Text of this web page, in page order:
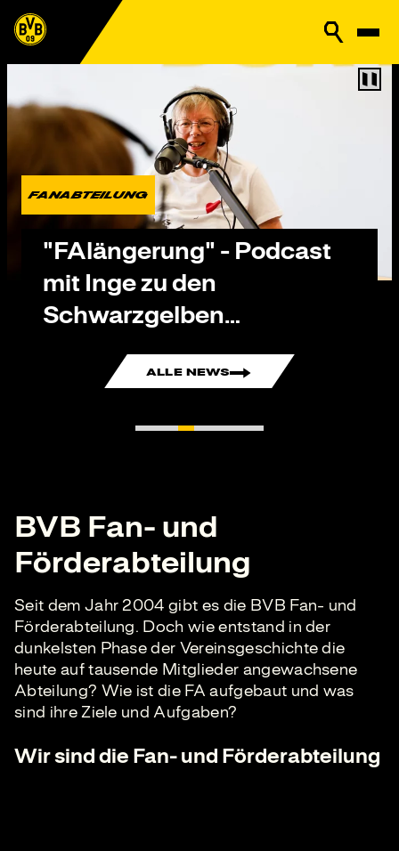
FANABTEILUNG
"FAlängerung" - Podcast
mit Inge zu den
Schwarzgelben
Trauerabenden
ALLE NEWS
BVB Fan- und
Förderabteilung
Seit dem Jahr 2004 gibt es die BVB Fan- und
Förderabteilung. Doch wie entstand in der
dunkelsten Phase der Vereinsgeschichte die
heute auf tausende Mitglieder angewachsene
Abteilung? Wie ist die FA aufgebaut und was
sind ihre Ziele und Aufgaben?
Wir sind die Fan- und Förderabteilung